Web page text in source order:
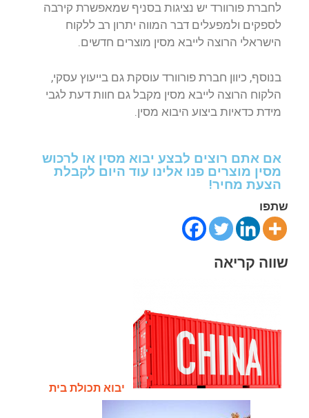
לחברת פורוורד יש נציגות בסניף שמאפשרת קירבה
לספקים ולמפעלים דבר המווה יתרון רב ללקוח
הישראלי הרוצה לייבא מסין מוצרים חדשים.
בנוסף, כיוון חברת פורוורד עוסקת גם בייעוץ עסקי,
הלקוח הרוצה לייבא מסין מקבל גם חוות דעת לגבי
מידת כדאיות ביצוע היבוא מסין.
אם אתם רוצים לבצע יבוא מסין או לרכוש
מסין מוצרים פנו אלינו עוד היום לקבלת
הצעת מחיר!
שתפו
שווה קריאה
יבוא תכולת בית